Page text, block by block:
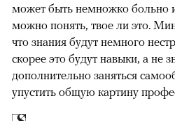
может быть немножко больно
можно понять, твое ли это.
что знания будут немного
скорее это будут навыки, а не
дополнительно заняться
упустить общую картину